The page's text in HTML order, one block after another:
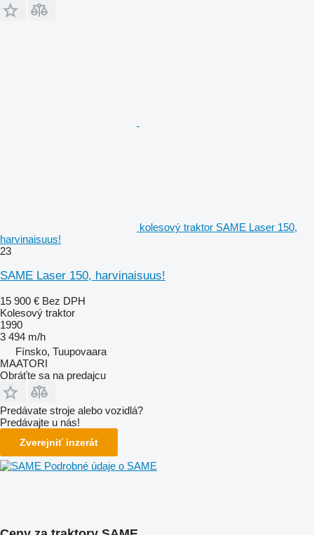
kolesový traktor SAME Laser 150,
harvinaisuus!
23
SAME Laser 150, harvinaisuus!
15 900 € Bez DPH
Kolesový traktor
1990
3 494 m/h
Fínsko, Tuupovaara
MAATORI
Obráťte sa na predajcu
Predávate stroje alebo vozidlá?
Predávajte u nás!
Zverejniť inzerát
Podrobné údaje o SAME